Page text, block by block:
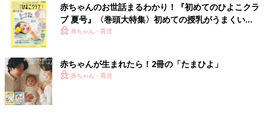
赤ちゃんのお世話まるわかり！『初めてのひよこクラ
ブ 夏号』〈巻頭大特集〉初めての授乳がうまくい
く！ おっぱい・ミルクの基本と夏のトラブル 解決テ
赤ちゃん・育児
赤ちゃんが生まれたら！2冊の「たまひよ」
赤ちゃん・育児